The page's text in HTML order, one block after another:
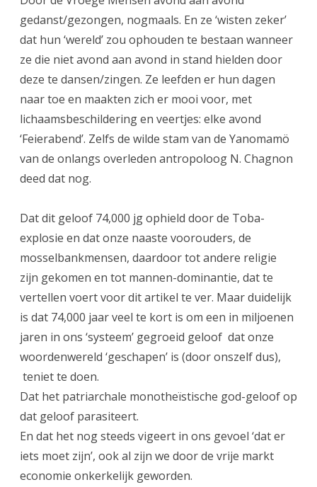
gedanst/gezongen, nogmaals. En ze ‘wisten zeker’
dat hun ‘wereld’ zou ophouden te bestaan wanneer
ze die niet avond aan avond in stand hielden door
deze te dansen/zingen. Ze leefden er hun dagen
naar toe en maakten zich er mooi voor, met
lichaamsbeschildering en veertjes: elke avond
‘Feierabend’. Zelfs de wilde stam van de Yanomamö
van de onlangs overleden antropoloog N. Chagnon
deed dat nog.
Dat dit geloof 74,000 jg ophield door de Toba-
explosie en dat onze naaste voorouders, de
mosselbankmensen, daardoor tot andere religie
zijn gekomen en tot mannen-dominantie, dat te
vertellen voert voor dit artikel te ver. Maar duidelijk
is dat 74,000 jaar veel te kort is om een in miljoenen
jaren in ons ‘systeem’ gegroeid geloof dat onze
woordenwereld ‘geschapen’ is (door onszelf dus),
teniet te doen.
Dat het patriarchale monotheïstische god-geloof op
dat geloof parasiteert.
En dat het nog steeds vigeert in ons gevoel ‘dat er
iets moet zijn’, ook al zijn we door de vrije markt
economie onkerkelijk geworden.